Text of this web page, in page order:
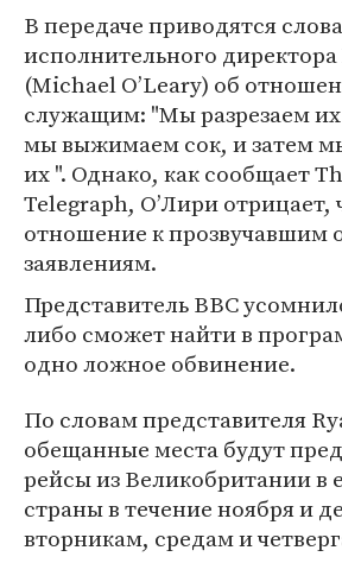
В передаче приводятся слова
исполнительного
(Michael O’Leary) об
служащим: "Мы разрезаем
мы выжимаем сок, и затем
их ". Однако, как сообщает
Telegraph, О’Лири отрицает,
отношение к прозвучавшим
заявлениям.
Представитель BBC
либо сможет найти в
одно ложное обвинение.
По словам представителя
обещанные места будут
рейсы из Великобритании в
страны в течение ноября и
вторникам, средам и